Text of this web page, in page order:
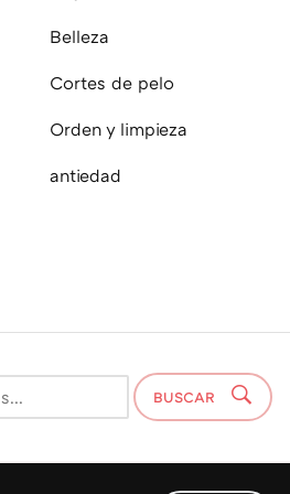
Belleza
Cortes de pelo
Orden y limpieza
antiedad
BUSCAR